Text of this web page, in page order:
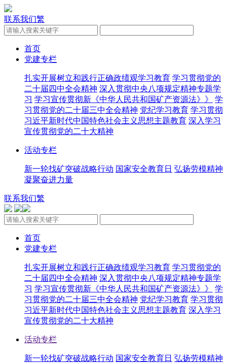
联系我们繁
首页
党建专栏
扎实开展树立和践行正确政绩观学习教育 学习贯彻党的
二十届四中全会精神 深入贯彻中央八项规定精神专题学
习 学习宣传贯彻新《中华人民共和国矿产资源法》》
学
习贯彻党的二十届三中全会精神 党纪学习教育 学习贯彻
习近平新时代中国特色社会主义思想主题教育 深入学习
宣传贯彻党的二十大精神
活动专栏
新一轮找矿突破战略行动 国家安全教育日 弘扬劳模精神
凝聚奋进力量
联系我们繁
首页
党建专栏
扎实开展树立和践行正确政绩观学习教育 学习贯彻党的
二十届四中全会精神 深入贯彻中央八项规定精神专题学
习 学习宣传贯彻新《中华人民共和国矿产资源法》》
学
习贯彻党的二十届三中全会精神 党纪学习教育 学习贯彻
习近平新时代中国特色社会主义思想主题教育 深入学习
宣传贯彻党的二十大精神
活动专栏
新一轮找矿突破战略行动 国家安全教育日 弘扬劳模精神